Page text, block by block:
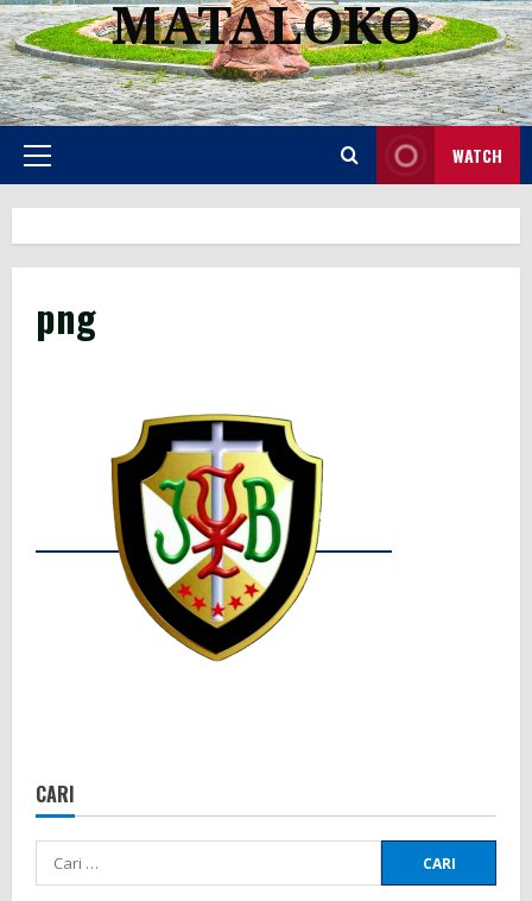
MATALOKO
Primary
WATCH
png
CARI
Cari
untuk: